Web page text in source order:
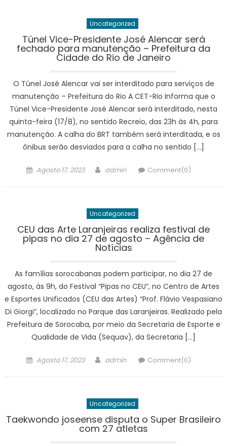
Uncategorized
Túnel Vice-Presidente José Alencar será
fechado para manutenção – Prefeitura da
Cidade do Rio de Janeiro
O Túnel José Alencar vai ser interditado para serviços de
manutenção – Prefeitura do Rio A CET-Rio Informa que o
Túnel Vice-Presidente José Alencar será interditado, nesta
quinta-feira (17/8), no sentido Recreio, das 23h às 4h, para
manutenção. A calha do BRT também será interditada, e os
ônibus serão desviados para a calha no sentido […]
Posted
Agosto 17, 2023 Author
admin Comment(0)
Uncategorized
CEU das Arte Laranjeiras realiza festival de
pipas no dia 27 de agosto – Agência de
Notícias
As famílias sorocabanas podem participar, no dia 27 de
agosto, às 9h, do Festival “Pipas no CEU”, no Centro de Artes
e Esportes Unificados (CEU das Artes) “Prof. Flávio Vespasiano
Di Giorgi”, localizado no Parque das Laranjeiras. Realizado pela
Prefeitura de Sorocaba, por meio da Secretaria de Esporte e
Qualidade de Vida (Sequav), da Secretaria […]
Posted
Agosto 17, 2023 Author
admin Comment(0)
Uncategorized
Taekwondo joseense disputa o Super Brasileiro
com 27 atletas